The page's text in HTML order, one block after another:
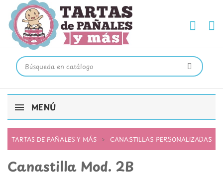
MENÚ
TARTAS DE PAÑALES Y MÁS CANASTILLAS PERSONALIZADAS
Canastilla Mod. 2B